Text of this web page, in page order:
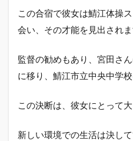
この合宿で彼女は鯖江体操
会い、その才能を見出されま
監督の勧めもあり、宮田さ
に移り、鯖江市立中央中学校
この決断は、彼女にとって
新しい環境での生活は決し